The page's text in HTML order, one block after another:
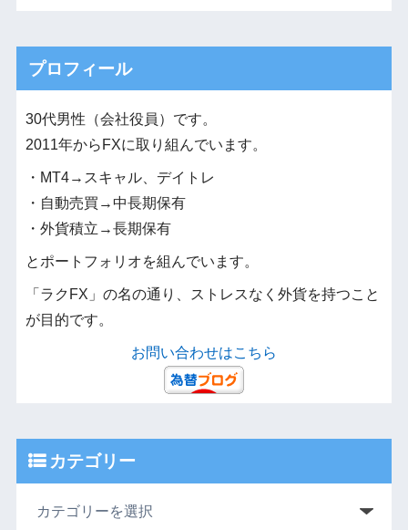
プロフィール
30代男性（会社役員）です。
2011年からFXに取り組んでいます。
・MT4→スキャル、デイトレ
・自動売買→中長期保有
・外貨積立→長期保有
とポートフォリオを組んでいます。
「ラクFX」の名の通り、ストレスなく外貨を持つこと
が目的です。
お問い合わせはこちら
カテゴリー